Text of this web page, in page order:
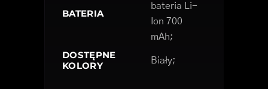
BATERIA
bateria Li-
Ion 700
mAh;
DOSTĘPNE
KOLORY
Biały;